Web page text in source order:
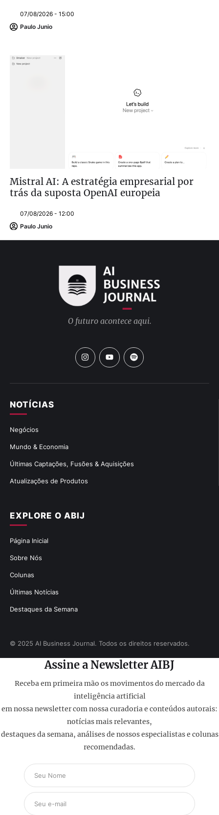
07/08/2026 - 15:00
Paulo Junio
Mistral AI: A estratégia empresarial por
trás da suposta OpenAI europeia
07/08/2026 - 12:00
Paulo Junio
EXPLORE O ABIJ
Página Inicial
Sobre Nós
Colunas
Últimas Notícias
Destaques da Semana
NOTÍCIAS
Negócios
Mundo & Economia
Últimas Captações, Fusões & Aquisições
Atualizações de Produtos
O futuro acontece aqui.
© 2025 AI Business Journal. Todos os direitos reservados.
Assine a Newsletter AIBJ
Receba em primeira mão os movimentos do mercado da
inteligência artificial
em nossa newsletter com nossa curadoria e conteúdos autorais:
notícias mais relevantes,
destaques da semana, análises de nossos especialistas e colunas
recomendadas.